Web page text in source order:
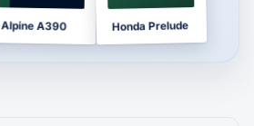
Alpine A390 Honda Prelude